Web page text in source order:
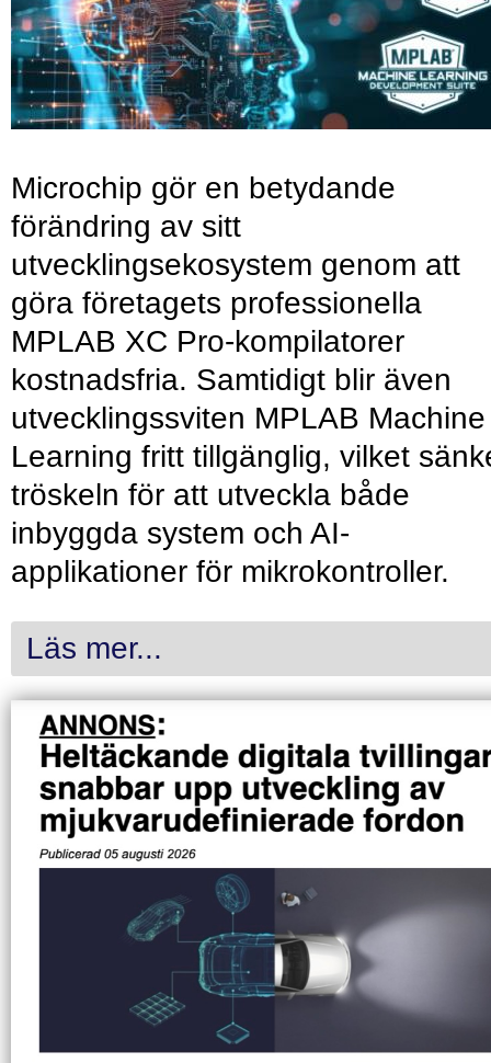
Microchip gör en betydande
förändring av sitt
utvecklingsekosystem genom att
göra företagets professionella
MPLAB XC Pro-kompilatorer
kostnadsfria. Samtidigt blir även
utvecklingssviten MPLAB Machine
Learning fritt tillgänglig, vilket
tröskeln för att utveckla både
inbyggda system och AI-
applikationer för mikrokontroller.
Läs mer...